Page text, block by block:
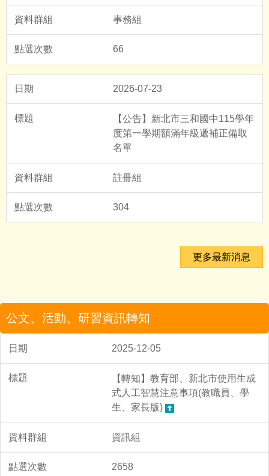
事務組
66
2026-07-23
【公告】新北市三和國中115學年
度第一學期額滿年級遞補正備取
名單
註冊組
304
更多最新消息
公文、活動、研習資訊轉知
2025-12-05
【轉知】教育部、新北市使用生成
式人工智慧注意事項(教職員、學
生、家長版)
資訊組
2658